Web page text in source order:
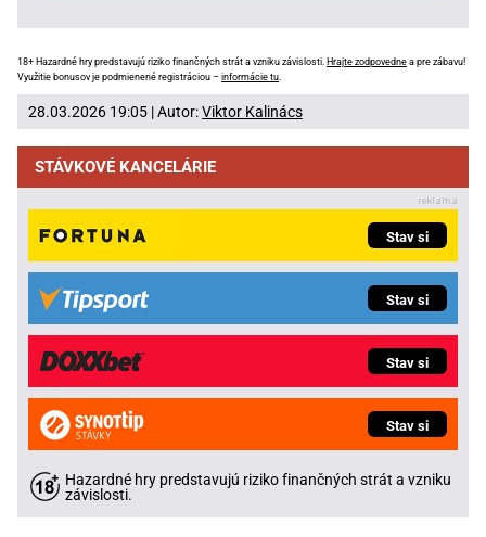
18+ Hazardné hry predstavujú riziko finančných strát a vzniku závislosti. Hrajte zodpovedne a pre zábavu!
Využitie bonusov je podmienené registráciou – informácie tu
28.03.2026 19:05 | Autor:Viktor Kalinács
STÁVKOVÉ KANCELÁRIE
Stav si
Stav si
Stav si
Stav si
Hazardné hry predstavujú riziko finančných strát a vzniku
závislosti.